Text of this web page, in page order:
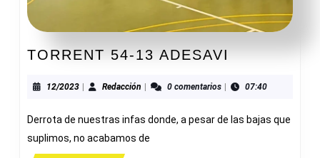
TORRENT 54-13 ADESAVI
13
12/202312/2023Redacción Redacción0 comentarios 07:40
Derrota de nuestras infas donde, a pesar de las bajas que
suplimos, no acabamos de